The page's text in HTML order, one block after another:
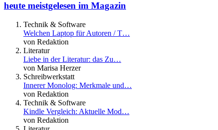
heute meistgelesen im Magazin
Technik & Software
Welchen Laptop für Autoren / T…
von Redaktion
Literatur
Liebe in der Literatur: das Zu…
von Marisa Herzer
Schreibwerkstatt
Innerer Monolog: Merkmale und…
von Redaktion
Technik & Software
Kindle Vergleich: Aktuelle Mod…
von Redaktion